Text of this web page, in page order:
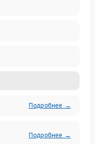
Подробнее →
Подробнее →